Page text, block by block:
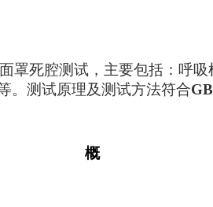
罩死腔测试，主要包括：呼
。测试原理及测试方法符合
概